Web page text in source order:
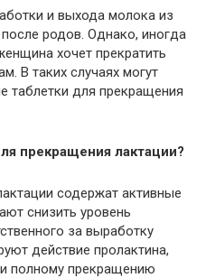
и выхода молока из
родов. Однако, иногда
хочет прекратить
В таких случаях могут
таблетки для прекращения
прекращения лактации?
содержат активные
снизить уровень
за выработку
действие пролактина,
полному прекращению